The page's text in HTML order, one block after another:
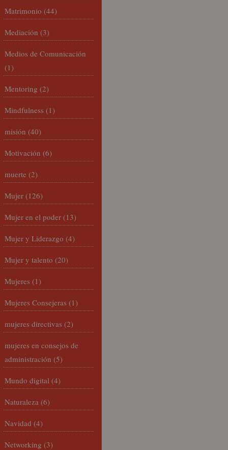
Matrimonio (44)
Mediación (3)
Medios de Comunicación
(1)
Mentoring (2)
Mindfulness (1)
misión (40)
Motivación (6)
muerte (2)
Mujer (126)
Mujer en el poder (13)
Mujer y Liderazgo (4)
Mujer y talento (20)
Mujeres (1)
Mujeres Consejeras (1)
mujeres directivas (2)
mujeres en consejos de
administración (5)
Mundo digital (4)
Naturaleza (6)
Navidad (4)
Networking (3)